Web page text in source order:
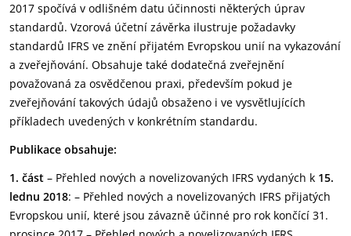
2017 spočívá v odlišném datu účinnosti některých úprav
standardů. Vzorová účetní závěrka ilustruje požadavky
standardů IFRS ve znění přijatém Evropskou unií na vykazování
a zveřejňování. Obsahuje také dodatečná zveřejnění
považovaná za osvědčenou praxi, především pokud je
zveřejňování takových údajů obsaženo i ve vysvětlujících
příkladech uvedených v konkrétním standardu.
Publikace obsahuje:
1. část – Přehled nových a novelizovaných IFRS vydaných k 15.
lednu 2018: – Přehled nových a novelizovaných IFRS přijatých
Evropskou unií, které jsou závazně účinné pro rok končící 31.